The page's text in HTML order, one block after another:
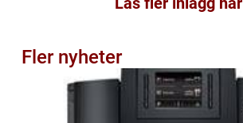
Fler nyheter